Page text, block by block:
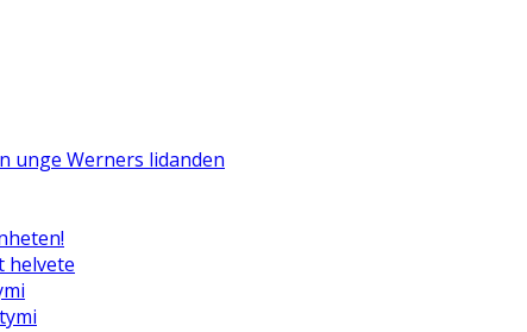
unge Werners lidanden
helvete